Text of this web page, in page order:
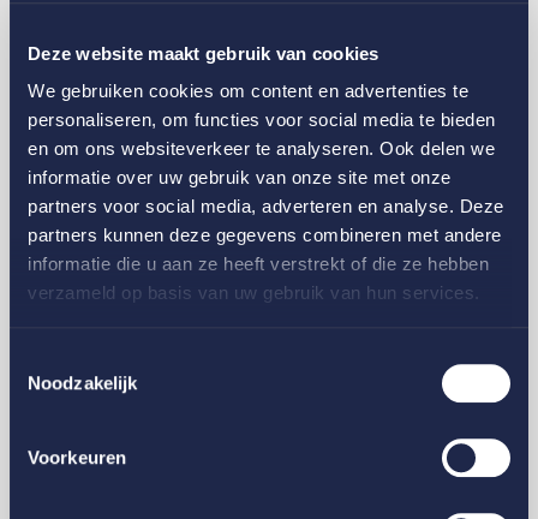
Deze website maakt gebruik van cookies
We gebruiken cookies om content en advertenties te
personaliseren, om functies voor social media te bieden
en om ons websiteverkeer te analyseren. Ook delen we
informatie over uw gebruik van onze site met onze
partners voor social media, adverteren en analyse. Deze
partners kunnen deze gegevens combineren met andere
informatie die u aan ze heeft verstrekt of die ze hebben
verzameld op basis van uw gebruik van hun services.
Noodzakelijk
Voorkeuren
Glas